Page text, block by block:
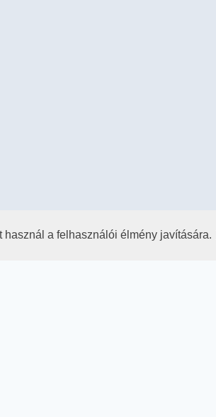
használ a felhasználói élmény javítására.